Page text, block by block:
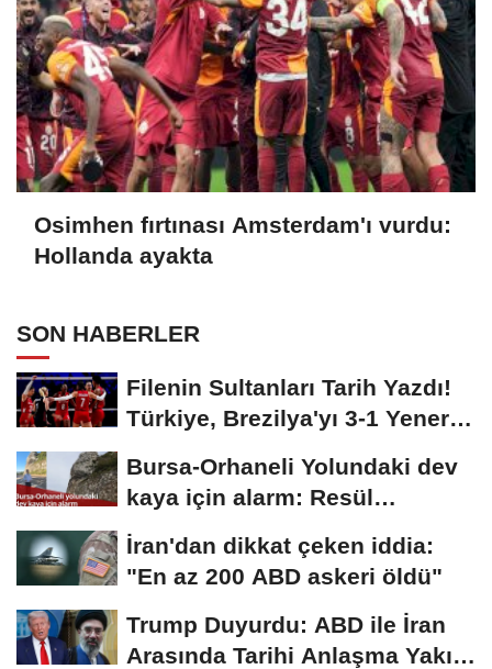
Osimhen fırtınası Amsterdam'ı vurdu:
Hollanda ayakta
SON HABERLER
Filenin Sultanları Tarih Yazdı!
Türkiye, Brezilya'yı 3-1 Yenerek
Bursa-Orhaneli Yolundaki dev
kaya için alarm: Resül
Kaplan'dan yetkililere...
İran'dan dikkat çeken iddia:
"En az 200 ABD askeri öldü"
Trump Duyurdu: ABD ile İran
Arasında Tarihi Anlaşma Yakın!